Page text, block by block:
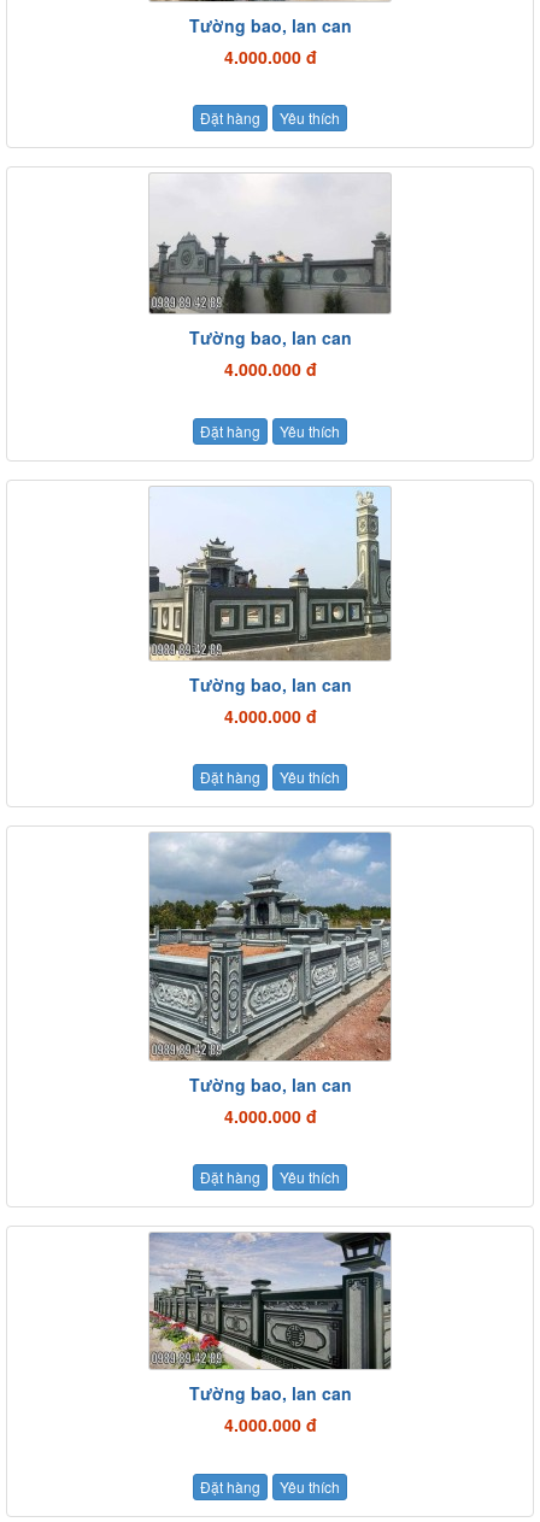
Tường bao, lan can
4.000.000 đ
Đặt hàng Yêu thích
Tường bao, lan can
4.000.000 đ
Đặt hàng Yêu thích
Tường bao, lan can
4.000.000 đ
Đặt hàng Yêu thích
Tường bao, lan can
4.000.000 đ
Đặt hàng Yêu thích
Tường bao, lan can
4.000.000 đ
Đặt hàng Yêu thích